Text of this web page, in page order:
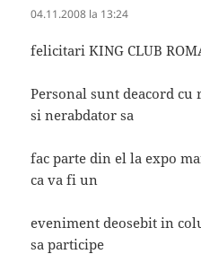
04.11.2008 la 13:24
felicitari KING CLUB
Personal sunt deacord
si nerabdator sa
fac parte din el la expo
ca va fi un
eveniment deosebit in
sa participe